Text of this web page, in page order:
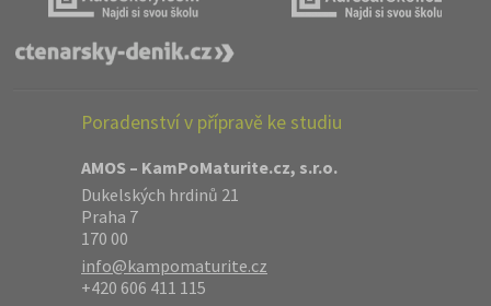
Poradenství v přípravě ke studiu
AMOS – KamPoMaturite.cz, s.r.o.
Dukelských hrdinů 21
Praha 7
170 00
info@kampomaturite.cz
+420 606 411 115